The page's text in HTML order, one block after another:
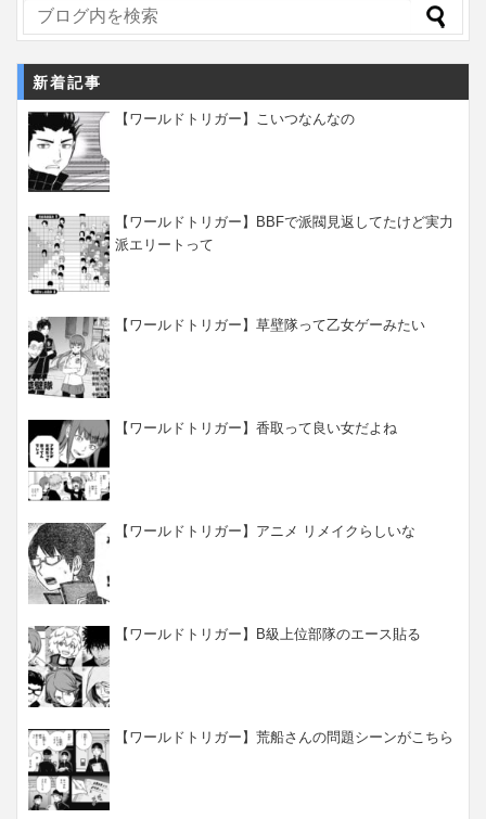
新着記事
【ワールドトリガー】こいつなんなの
【ワールドトリガー】BBFで派閥見返してたけど実力
派エリートって
【ワールドトリガー】草壁隊って乙女ゲーみたい
【ワールドトリガー】香取って良い女だよね
【ワールドトリガー】アニメ リメイクらしいな
【ワールドトリガー】B級上位部隊のエース貼る
【ワールドトリガー】荒船さんの問題シーンがこちら